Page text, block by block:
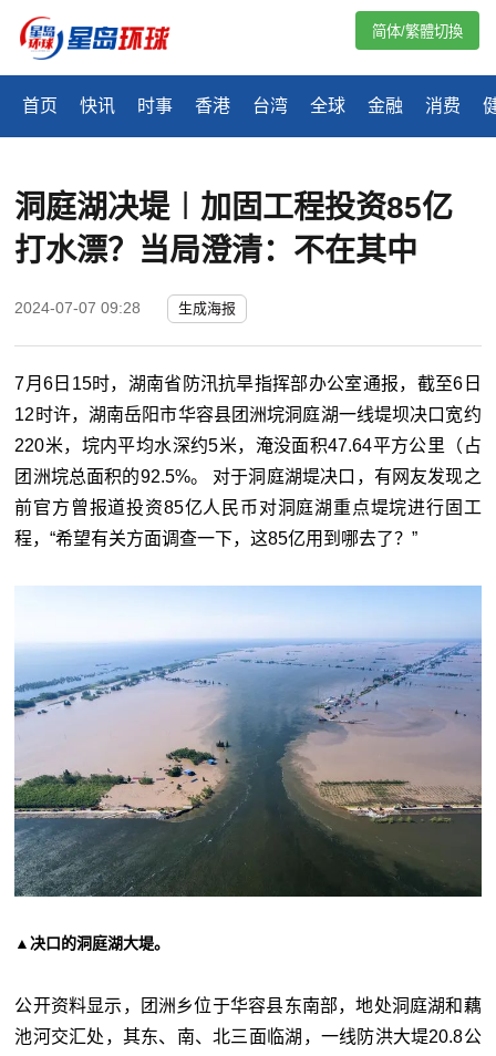
首页 快讯 时事 香港 台湾 全球 金融 消费
简体/繁體切換
洞庭湖决堤︱加固工程投资85亿
打水漂？当局澄清：不在其中
2024-07-07 09:28 生成海报
7月6日15时，湖南省防汛抗旱指挥部办公室通报，截至6日
12时许，湖南岳阳市华容县团洲垸洞庭湖一线堤坝决口宽约
220米，垸内平均水深约5米，淹没面积47.64平方公里（占
团洲垸总面积的92.5%。 对于洞庭湖堤决口，有网友发现之
前官方曾报道投资85亿人民币对洞庭湖重点堤垸进行固工
程，“希望有关方面调查一下，这85亿用到哪去了？”
▲决口的洞庭湖大堤。
公开资料显示，团洲乡位于华容县东南部，地处洞庭湖和藕
池河交汇处，其东、南、北三面临湖，一线防洪大堤20.8公